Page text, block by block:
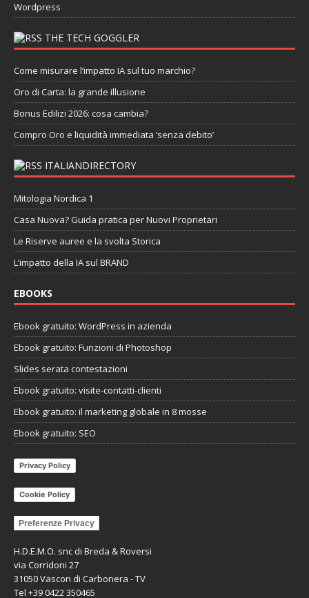
Wordpress
THE TECH GOGGLER
Come misurare l’impatto IA sul tuo marchio?
Oro di Carta: la grande illusione
Bonus Edilizi 2026: cosa cambia?
Compro Oro e liquidità immediata ‘senza debito’
ITALIANDIRECTORY
Mitologia Nordica 1
Casa Nuova? Guida pratica per Nuovi Proprietari
Le Riserve auree e la svolta Storica
L’impatto della IA sul BRAND
EBOOKS
Ebook gratuito: WordPress in azienda
Ebook gratuito: Funzioni di Photoshop
Slides serata contestazioni
Ebook gratuito: visite-contatti-clienti
Ebook gratuito: il marketing globale in 8 mosse
Ebook gratuito: SEO
Privacy Policy
Cookie Policy
Preferenze Privacy
H.D.E.M.O. snc di Breda & Roversi
via Corridoni 27
31050 Vascon di Carbonera - TV
Tel +39 0422 350465